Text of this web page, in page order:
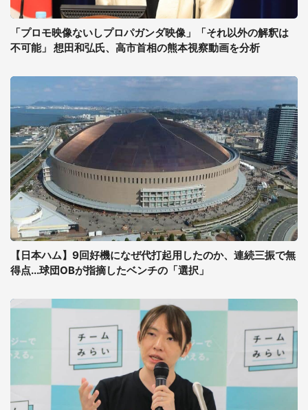
「プロモ映像ないしプロパガンダ映像」「それ以外の解釈は
不可能」 想田和弘氏、高市首相の熊本視察動画を分析
【日本ハム】9回好機になぜ代打起用したのか、連続三振で無
得点...球団OBが指摘したベンチの「選択」